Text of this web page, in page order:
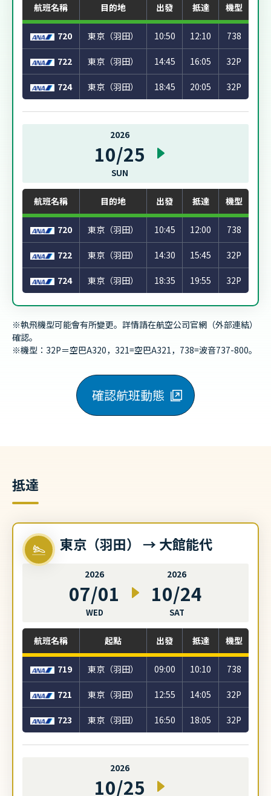
航班名稱 目的地 出發 抵達 機型
720 東京（羽田） 10:50 12:10 738
722 東京（羽田） 14:45 16:05 32P
724 東京（羽田） 18:45 20:05 32P
2026
10/25
SUN
航班名稱 目的地 出發 抵達 機型
720 東京（羽田） 10:45 12:00 738
722 東京（羽田） 14:30 15:45 32P
724 東京（羽田） 18:35 19:55 32P
※執飛機型可能會有所變更。詳情請在航空公司官網（外部連結）
確認。
※機型：32P＝空巴A320，321=空巴A321，738=波音737-800。
確認航班動態
抵達
東京（羽田） → 大館能代
2026
07/01
WED
2026
10/24
SAT
航班名稱 起點 出發 抵達 機型
719 東京（羽田） 09:00 10:10 738
721 東京（羽田） 12:55 14:05 32P
723 東京（羽田） 16:50 18:05 32P
2026
10/25